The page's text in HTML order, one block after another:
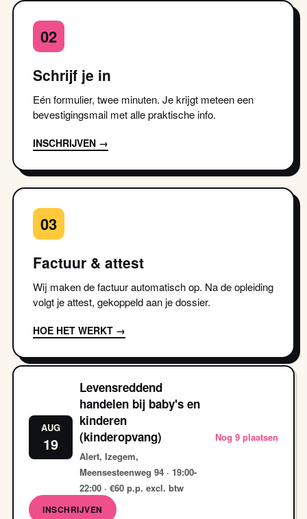
02
Schrijf je in
Eén formulier, twee minuten. Je krijgt meteen een
bevestigingsmail met alle praktische info.
INSCHRIJVEN →
03
Factuur & attest
Wij maken de factuur automatisch op. Na de opleiding
volgt je attest, gekoppeld aan je dossier.
HOE HET WERKT →
AUG
19
Levensreddend
handelen bij baby's en
kinderen
(kinderopvang)
Alert, Izegem,
Meensesteenweg 94 · 19:00-
22:00 · €60 p.p. excl. btw
Nog 9 plaatsen
INSCHRIJVEN